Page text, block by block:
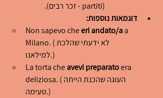
(partiti - זכר רבים).
דוגמאות נוספות:
Non sapevo che eri andato/a a
Milano. (לא ידעתי שהלכת
למילאנו.)
La torta che avevi preparato era
deliziosa. (העוגה שהכנת הייתה
טעימה.)